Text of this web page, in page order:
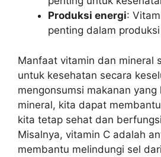
Produksi energi:
penting dalam
Manfaat vitamin dan mineral
untuk kesehatan secara
mengonsumsi makanan
mineral, kita dapat
kita tetap sehat dan
Misalnya, vitamin C adalah
membantu melindungi sel